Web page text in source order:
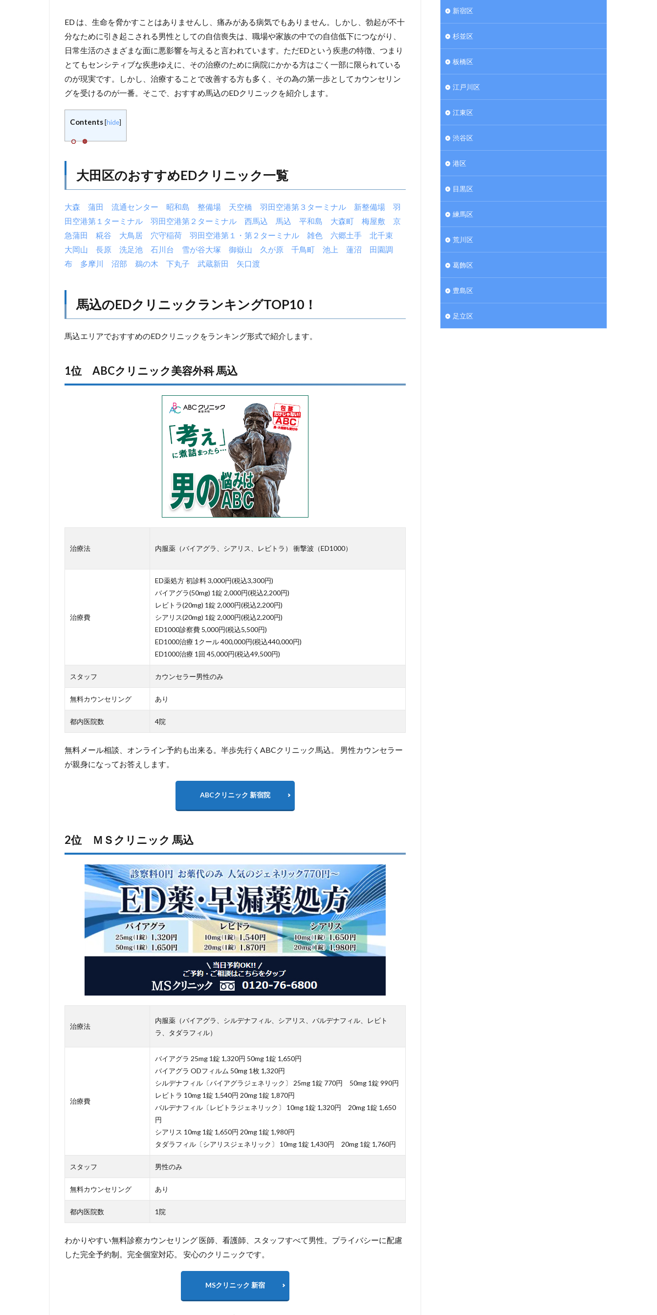
ED は、生命を脅かすことはありませんし、痛みがある病気でもありません。しかし、勃起が不十
分なために引き起こされる男性としての自信喪失は、職場や家族の中での自信低下につながり、
日常生活のさまざまな面に悪影響を与えると言われています。ただEDという疾患の特徴、つまり
とてもセンシティブな疾患ゆえに、その治療のために病院にかかる方はごく一部に限られている
のが現実です。しかし、治療することで改善する方も多く、その為の第一歩としてカウンセリン
グを受けるのが一番。そこで、おすすめ馬込のEDクリニックを紹介します。
Contents[hide]
大田区のおすすめEDクリニック一覧
大森 蒲田 流通センター 昭和島 整備場 天空橋 羽田空港第３ターミナル 新整備場
羽
田空港第１ターミナル
羽田空港第２ターミナル 西馬込 馬込 平和島 大森町 梅屋敷
京
急蒲田
糀谷 大鳥居 穴守稲荷 羽田空港第１・第２ターミナル 雑色 六郷土手
北千束
大岡山
長原 洗足池 石川台 雪が谷大塚 御嶽山 久が原 千鳥町 池上 蓮沼
田園調
布
多摩川 沼部 鵜の木 下丸子 武蔵新田 矢口渡
馬込のEDクリニックランキングTOP10！
馬込エリアでおすすめのEDクリニックをランキング形式で紹介します。
1位 ABCクリニック美容外科 馬込
治療法 内服薬（バイアグラ、シアリス、レビトラ） 衝撃波（ED1000）
治療費
ED薬処方 初診料 3,000円(税込3,300円)
バイアグラ(50mg) 1錠 2,000円(税込2,200円)
レビトラ(20mg) 1錠 2,000円(税込2,200円)
シアリス(20mg) 1錠 2,000円(税込2,200円)
ED1000診察費 5,000円(税込5,500円)
ED1000治療 1クール 400,000円(税込440,000円)
ED1000治療 1回 45,000円(税込49,500円)
スタッフ カウンセラー男性のみ
無料カウンセリング あり
都内医院数 4院
無料メール相談、オンライン予約も出来る。半歩先行くABCクリニック馬込。 男性カウンセラー
が親身になってお答えします。
ABCクリニック 新宿院
2位 ＭＳクリニック 馬込
治療法
内服薬（バイアグラ、シルデナフィル、シアリス、バルデナフィル、レビト
ラ、タダラフィル）
治療費
バイアグラ 25mg 1錠 1,320円 50mg 1錠 1,650円
バイアグラ ODフィルム 50mg 1枚 1,320円
シルデナフィル〔バイアグラジェネリック〕 25mg 1錠 770円 50mg 1錠 990円
レビトラ 10mg 1錠 1,540円 20mg 1錠 1,870円
バルデナフィル〔レビトラジェネリック〕 10mg 1錠 1,320円 20mg 1錠 1,650
円
シアリス 10mg 1錠 1,650円 20mg 1錠 1,980円
タダラフィル〔シアリスジェネリック〕 10mg 1錠 1,430円 20mg 1錠 1,760円
スタッフ 男性のみ
無料カウンセリング あり
都内医院数 1院
わかりやすい無料診察カウンセリング 医師、看護師、スタッフすべて男性。プライバシーに配慮
した完全予約制。完全個室対応。 安心のクリニックです。
MSクリニック 新宿
新宿区
杉並区
板橋区
江戸川区
江東区
渋谷区
港区
目黒区
練馬区
荒川区
葛飾区
豊島区
足立区